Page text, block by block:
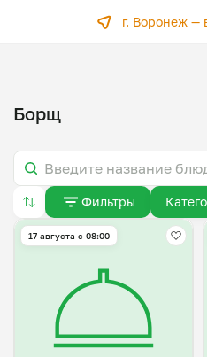
г. Воронеж —
Борщ
Фильтры
17 августа с 08:00